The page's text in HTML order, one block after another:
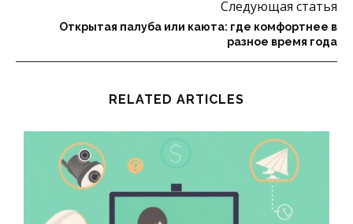
Следующая статья
Открытая палуба или каюта: где комфортнее в
разное время года
RELATED ARTICLES